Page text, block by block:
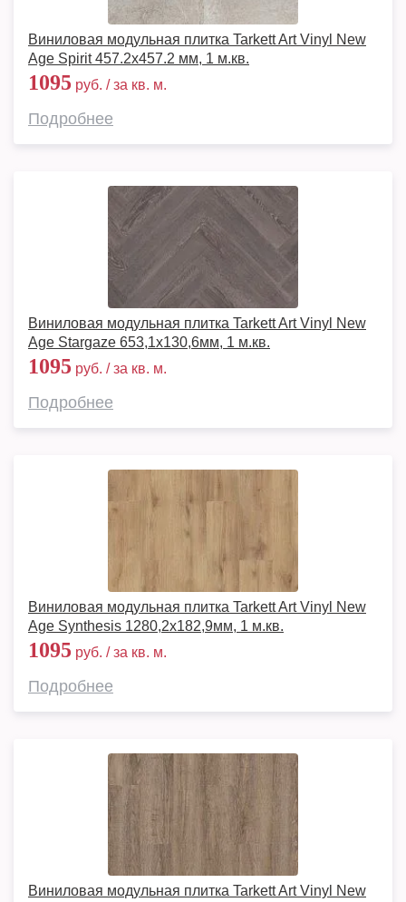
Виниловая модульная плитка Tarkett Art Vinyl New
Age Spirit 457.2x457.2 мм, 1 м.кв.
1095 руб. / за кв. м.
Подробнее
Виниловая модульная плитка Tarkett Art Vinyl New
Age Stargaze 653,1х130,6мм, 1 м.кв.
1095 руб. / за кв. м.
Подробнее
Виниловая модульная плитка Tarkett Art Vinyl New
Age Synthesis 1280,2х182,9мм, 1 м.кв.
1095 руб. / за кв. м.
Подробнее
Виниловая модульная плитка Tarkett Art Vinyl New